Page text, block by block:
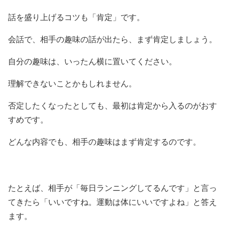
話を盛り上げるコツも「肯定」です。
会話で、相手の趣味の話が出たら、まず肯定しましょう。
自分の趣味は、いったん横に置いてください。
理解できないことかもしれません。
否定したくなったとしても、最初は肯定から入るのがおす
すめです。
どんな内容でも、相手の趣味はまず肯定するのです。
たとえば、相手が「毎日ランニングしてるんです」と言っ
てきたら「いいですね。運動は体にいいですよね」と答え
ます。